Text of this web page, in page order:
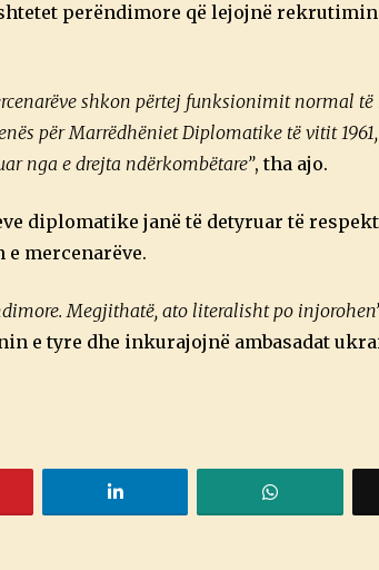
perëndimore që lejojnë
shkon përtej funksionimit normal
për Marrëdhëniet Diplomatike të vitit
nga e drejta ndërkombëtare”, tha ajo.
diplomatike janë të detyruar të
mercenarëve.
Megjithatë, ato literalisht po
e tyre dhe inkurajojnë ambasadat